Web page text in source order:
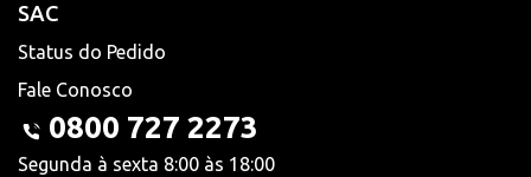
SAC
Status do Pedido
Fale Conosco
0800 727 2273
Segunda à sexta 8:00 às 18:00